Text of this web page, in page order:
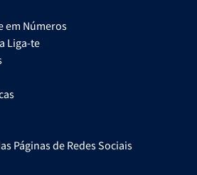
em Números
Liga-te
Páginas de Redes Sociais